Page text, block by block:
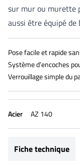
sur mur ou murette
aussi être équipé de
Pose facile et rapide
Système d’encoches
Verrouillage simple du
Acier AZ 140
Fiche technique